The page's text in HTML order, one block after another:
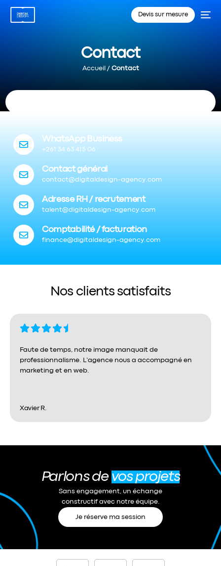
Devis sur mesure
Contact
Accueil / Contact
WhatsApp Business
+261 34 63 415 06
Contact général
contact@digitaldesign-agency.com
Adresse RH / recrutement
talent@digitaldesign-agency.com
Comptabilité / facturation
finance@digitaldesign-agency.com
Nos clients satisfaits
Faute de temps, notre image manquait de
professionnalisme. L’agence nous a accompagné en
marketing et en web.
Xavier R.
Parlons de vos projets
Sans engagement, un échange
constructif avec notre équipe.
Je réserve ma session